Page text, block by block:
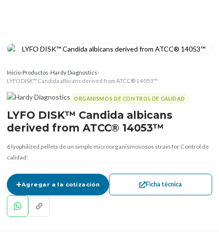
Inicio›Productos›Hardy Diagnostics›
LYFO DISK™ Candida albicans derived from ATCC® 14053™
ORGANISMOS DE CONTROL DE CALIDAD
LYFO DISK™ Candida albicans
derived from ATCC® 14053™
6 lyophilized pellets de un simple microorganismososos strain for Control de
calidad:
Agregar a la cotización Ficha técnica